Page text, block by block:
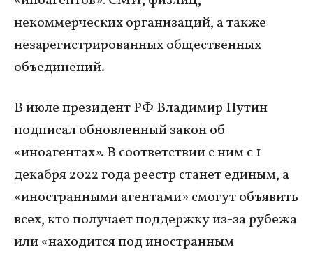
некоммерческих организаций, а также
незарегистрированных общественных
объединений.
В июле президент РФ Владимир Путин
подписал обновленный закон об
«иноагентах». В соответствии с ним с 1
декабря 2022 года реестр станет единым, а
«иностранными агентами» смогут объявить
всех, кто получает поддержку из-за рубежа
или «находится под иностранным